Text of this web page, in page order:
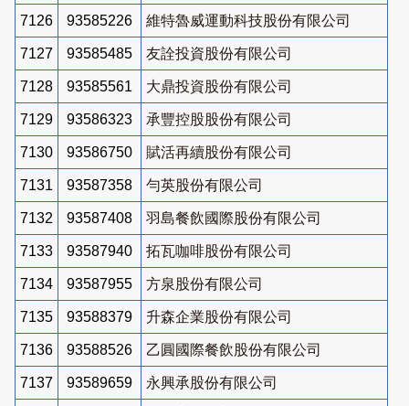
7126 93585226 維特魯威運動科技股份有限公司
7127 93585485 友詮投資股份有限公司
7128 93585561 大鼎投資股份有限公司
7129 93586323 承豐控股股份有限公司
7130 93586750 賦活再續股份有限公司
7131 93587358 勻英股份有限公司
7132 93587408 羽島餐飲國際股份有限公司
7133 93587940 拓瓦咖啡股份有限公司
7134 93587955 方泉股份有限公司
7135 93588379 升森企業股份有限公司
7136 93588526 乙圓國際餐飲股份有限公司
7137 93589659 永興承股份有限公司